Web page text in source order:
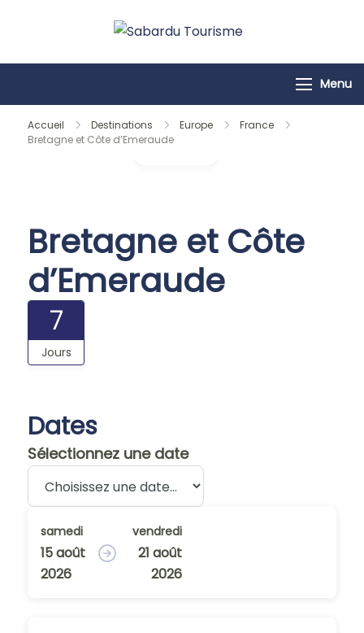
Tourisme
Menu
Accueil Destinations Europe
France
Bretagne et Côte d’Emeraude
Bretagne et Côte
d’Emeraude
7
Jours
Dates
Sélectionnez une date
samedi
15 août
2026
vendredi
21 août
2026